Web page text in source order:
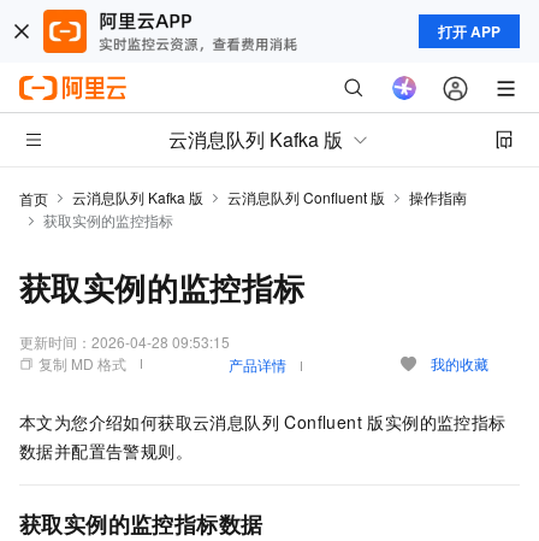
打开 APP
云消息队列 Kafka 版
首页 云消息队列 Kafka 版 云消息队列 Confluent 版
操作指南
获取实例的监控指标
获取实例的监控指标
更新时间： 2026-04-28 09:53:15
复制 MD 格式
产品详情 我的收藏
本文为您介绍如何获取云消息队列 Confluent 版实例的监控指标
数据并配置告警规则。
获取实例的监控指标数据